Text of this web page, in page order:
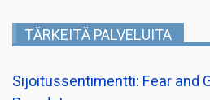
TÄRKEITÄ PALVELUITA
Sijoitussentimentti: Fear and